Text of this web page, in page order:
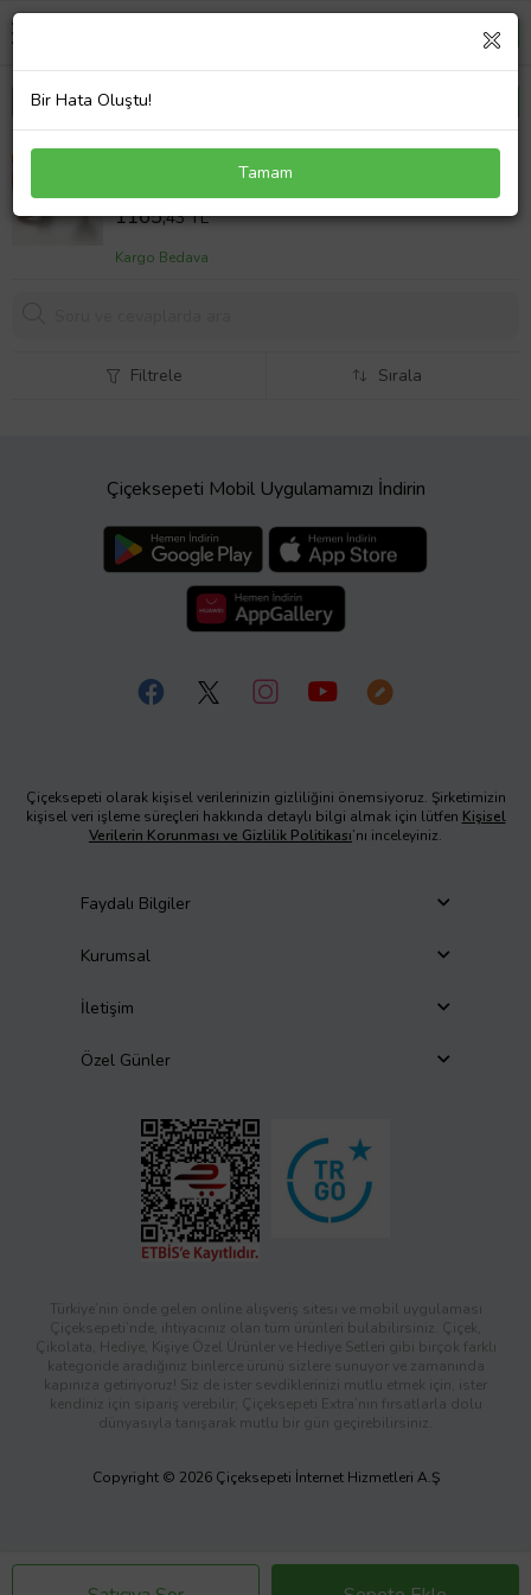
Gümüş Mavi Kelebek Çocuk Küpesi SL6113
Sepet Fiyatı
1165,43 TL
Kargo Bedava
Filtrele Sırala
Çiçeksepeti Mobil Uygulamamızı İndirin
Çiçeksepeti olarak kişisel verilerinizin gizliliğini önemsiyoruz. Şirketimizin
kişisel veri işleme süreçleri hakkında detaylı bilgi almak için lütfen Kişisel
Verilerin Korunması ve Gizlilik Politikası’nı inceleyiniz.
Faydalı Bilgiler
Kurumsal
İletişim
Özel Günler
Türkiye’nin önde gelen online alışveriş sitesi ve mobil uygulaması
Çiçeksepeti’nde, ihtiyacınız olan tüm ürünleri bulabilirsiniz. Çiçek,
Çikolata, Hediye, Kişiye Özel Ürünler ve Hediye Setleri gibi birçok farklı
kategoride aradığınız binlerce ürünü sizlere sunuyor ve zamanında
kapınıza getiriyoruz! Siz de ister sevdiklerinizi mutlu etmek için, ister
kendiniz için sipariş verebilir; Çiçeksepeti Extra’nın fırsatlarla dolu
dünyasıyla tanışarak mutlu bir gün geçirebilirsiniz.
Copyright © 2026 Çiçeksepeti İnternet Hizmetleri A.Ş
Bir Hata Oluştu!
Tamam